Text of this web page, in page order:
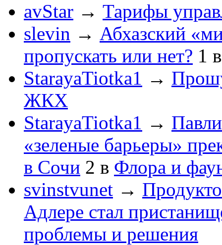
avStar → Тарифы
slevin → Абхазский
пропускать или нет? 1
StarayaTiotka1 →
ЖКХ
StarayaTiotka1 →
«зеленые барьеры»
в Сочи 2 в Флора и
svinstvunet →
Адлере стал
проблемы и решения